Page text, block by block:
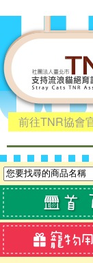
前往TNR協會